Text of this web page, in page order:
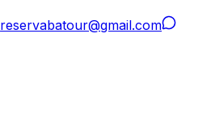
reservabatour@gmail.com